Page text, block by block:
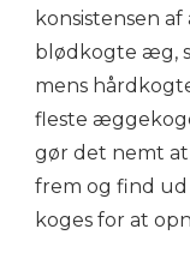
konsistensen
blødkogte æg,
mens
fleste
gør det nemt
frem og find
koges for at